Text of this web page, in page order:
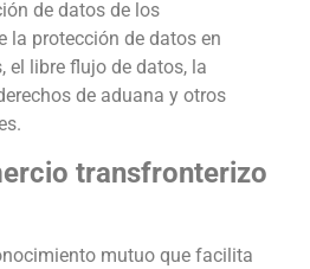
de datos de los
la protección de datos en
el libre flujo de datos, la
de aduana y otros
transfronterizo
mutuo que facilita